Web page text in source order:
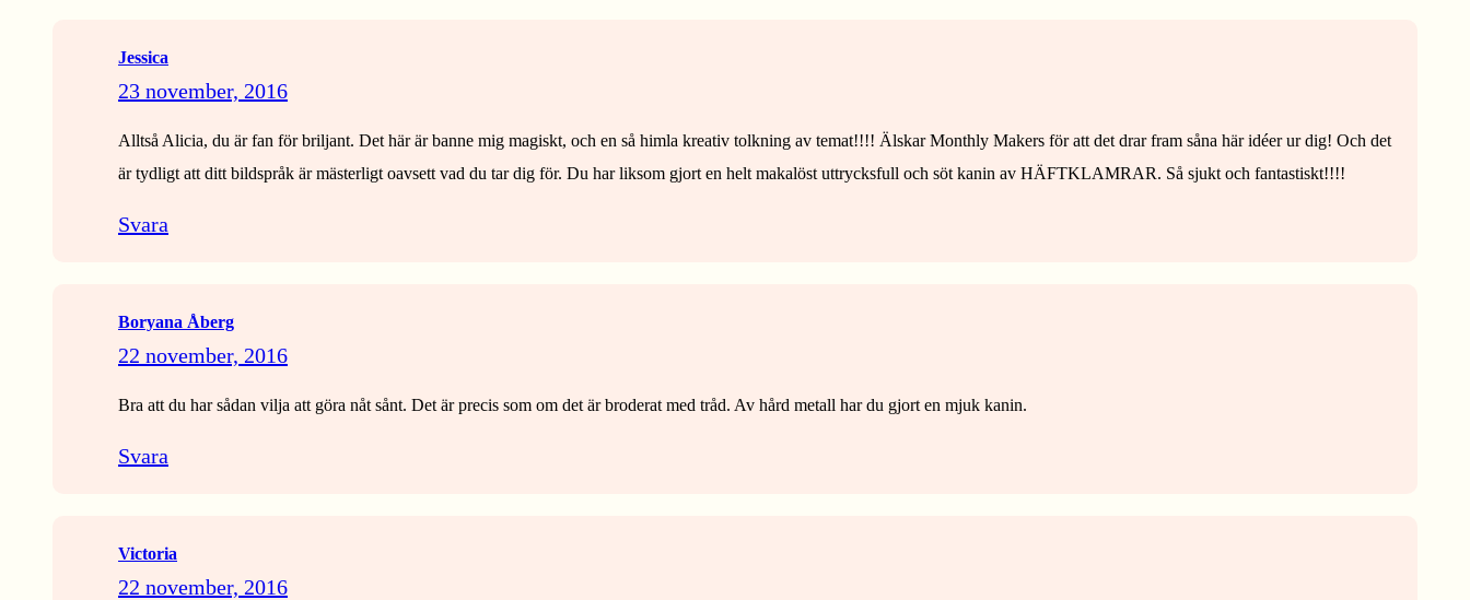
Jessica
23 november, 2016
Alltså Alicia, du är fan för briljant. Det här är banne mig magiskt, och en så himla kreativ tolkning av temat!!!! Älskar Monthly Makers för att det drar fram såna här idéer ur dig! Och det
är tydligt att ditt bildspråk är mästerligt oavsett vad du tar dig för. Du har liksom gjort en helt makalöst uttrycksfull och söt kanin av HÄFTKLAMRAR. Så sjukt och fantastiskt!!!!
Svara
Boryana Åberg
22 november, 2016
Bra att du har sådan vilja att göra nåt sånt. Det är precis som om det är broderat med tråd. Av hård metall har du gjort en mjuk kanin.
Svara
Victoria
22 november, 2016